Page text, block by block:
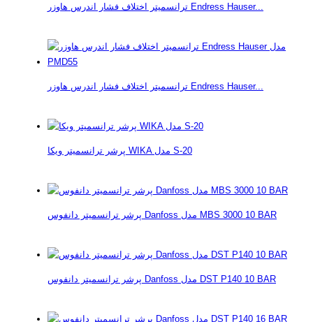
ترانسمیتر اختلاف فشار اندرس هاوزر Endress Hauser...
ترانسمیتر اختلاف فشار اندرس هاوزر Endress Hauser...
پرشر ترانسمیتر ویکا WIKA مدل S-20
پرشر ترانسمیتر دانفوس Danfoss مدل MBS 3000 10 BAR
پرشر ترانسمیتر دانفوس Danfoss مدل DST P140 10 BAR